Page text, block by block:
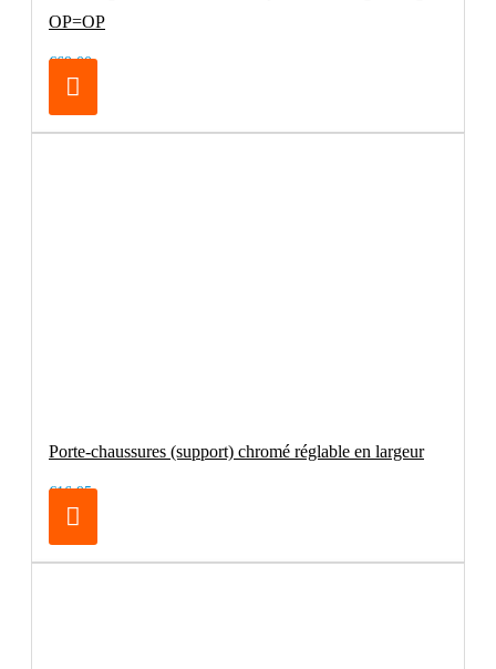
OP=OP
€69.00
Porte-chaussures (support) chromé réglable en largeur
€16.95